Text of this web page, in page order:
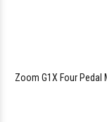
Zoom G1X Four Pedal